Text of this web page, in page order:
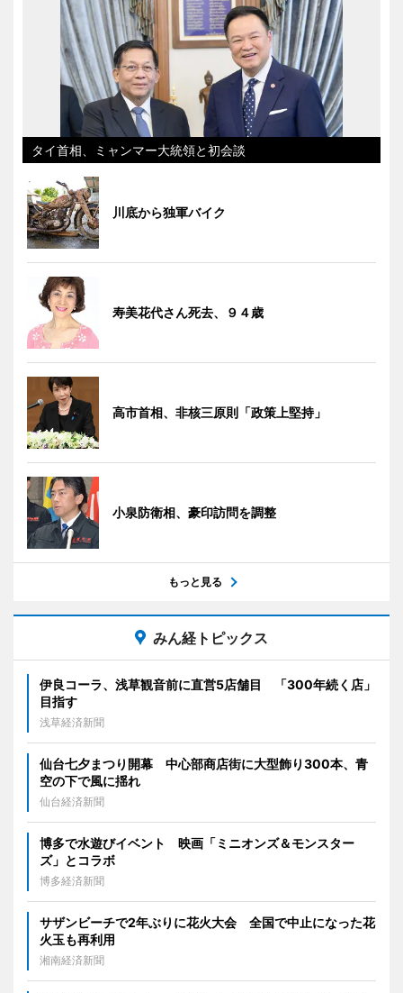
タイ首相、ミャンマー大統領と初会談
川底から独軍バイク
寿美花代さん死去、９４歳
高市首相、非核三原則「政策上堅持」
小泉防衛相、豪印訪問を調整
もっと見る
みん経トピックス
伊良コーラ、浅草観音前に直営5店舗目 「300年続く店」
目指す
浅草経済新聞
仙台七夕まつり開幕 中心部商店街に大型飾り300本、青
空の下で風に揺れ
仙台経済新聞
博多で水遊びイベント 映画「ミニオンズ＆モンスター
ズ」とコラボ
博多経済新聞
サザンビーチで2年ぶりに花火大会 全国で中止になった花
火玉も再利用
湘南経済新聞